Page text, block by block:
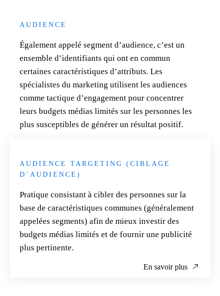
AUDIENCE
Également appelé segment d’audience, c’est un
ensemble d’identifiants qui ont en commun
certaines caractéristiques d’attributs. Les
spécialistes du marketing utilisent les audiences
comme tactique d’engagement pour concentrer
leurs budgets médias limités sur les personnes les
plus susceptibles de générer un résultat positif.
AUDIENCE TARGETING (CIBLAGE
D’AUDIENCE)
Pratique consistant à cibler des personnes sur la
base de caractéristiques communes (généralement
appelées segments) afin de mieux investir des
budgets médias limités et de fournir une publicité
plus pertinente.
En savoir plus